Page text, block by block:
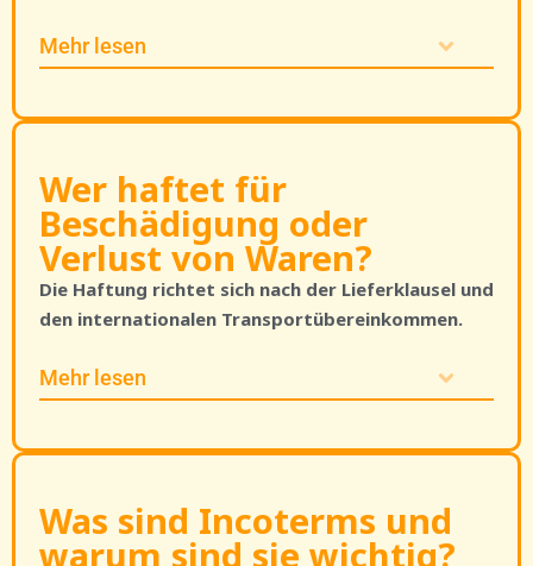
Mehr lesen
Wer haftet für
Beschädigung oder
Verlust von Waren?
Die Haftung richtet sich nach der Lieferklausel und
den internationalen Transportübereinkommen.
Mehr lesen
Was sind Incoterms und
warum sind sie wichtig?